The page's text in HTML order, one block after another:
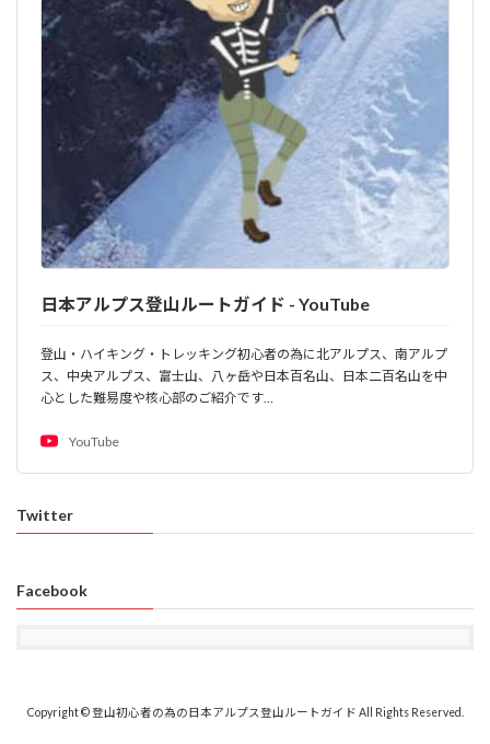
日本アルプス登山ルートガイド - YouTube
登山・ハイキング・トレッキング初心者の為に北アルプス、南アルプ
ス、中央アルプス、富士山、八ヶ岳や日本百名山、日本二百名山を中
心とした難易度や核心部のご紹介です…
YouTube
Twitter
Facebook
Copyright © 登山初心者の為の日本アルプス登山ルートガイド All Rights Reserved.